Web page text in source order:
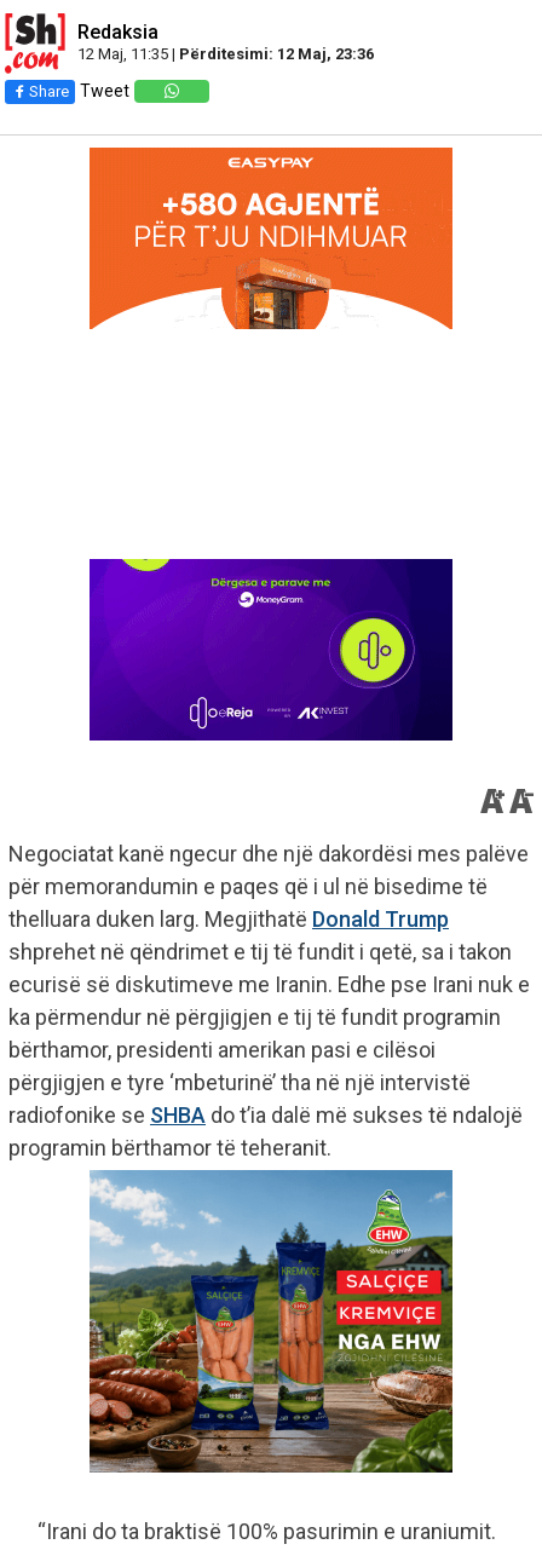
Redaksia
12 Maj, 11:35 | Përditesimi: 12 Maj, 23:36
Share Tweet
Negociatat kanë ngecur dhe një dakordësi mes palëve
për memorandumin e paqes që i ul në bisedime të
thelluara duken larg. Megjithatë Donald Trump
shprehet në qëndrimet e tij të fundit i qetë, sa i takon
ecurisë së diskutimeve me Iranin. Edhe pse Irani nuk e
ka përmendur në përgjigjen e tij të fundit programin
bërthamor, presidenti amerikan pasi e cilësoi
përgjigjen e tyre ‘mbeturinë’ tha në një intervistë
radiofonike se SHBA do t’ia dalë më sukses të ndalojë
programin bërthamor të teheranit.
“Irani do ta braktisë 100% pasurimin e uraniumit.